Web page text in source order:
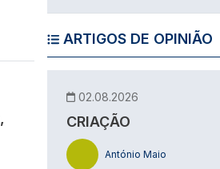
ARTIGOS DE OPINIÃO
02.08.2026
CRIAÇÃO
António Maio